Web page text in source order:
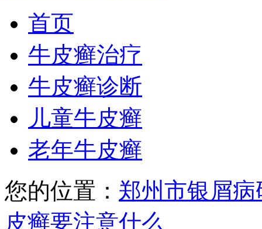
首页
牛皮癣治疗
牛皮癣诊断
儿童牛皮癣
老年牛皮癣
您的位置： 郑州市银屑病
皮癣要注意什么